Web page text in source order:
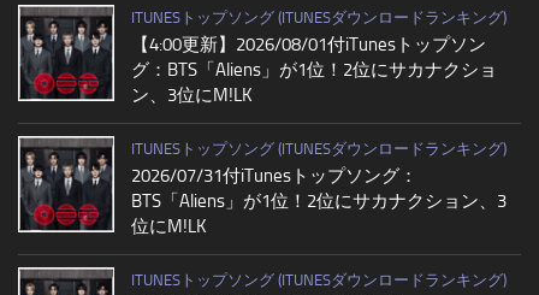
ITUNESトップソング (ITUNESダウンロードランキング)
【4:00更新】2026/08/01付iTunesトップソン
グ：BTS「Aliens」が1位！2位にサカナクショ
ン、3位にM!LK
ITUNESトップソング (ITUNESダウンロードランキング)
2026/07/31付iTunesトップソング：
BTS「Aliens」が1位！2位にサカナクション、3
位にM!LK
ITUNESトップソング (ITUNESダウンロードランキング)